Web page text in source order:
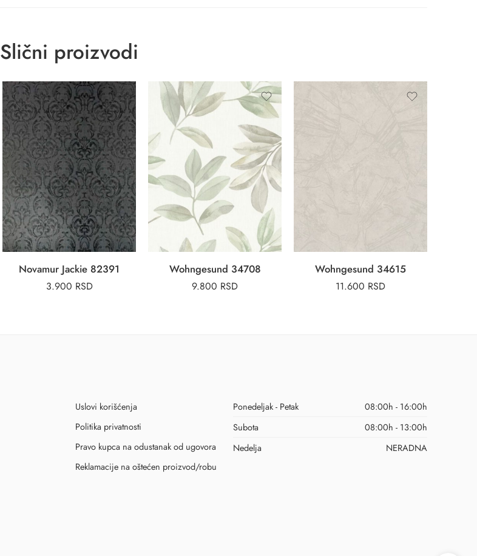
Slični proizvodi
Novamur Jackie 82391
3.900 RSD
Wohngesund 34708
9.800 RSD
Wohngesund 34615
11.600 RSD
Uslovi korišćenja
Politika privatnosti
Pravo kupca na odustanak od ugovora
Reklamacije na oštećen proizvod/robu
Ponedeljak - Petak
08:00h - 16:00h
Subota
08:00h - 13:00h
Nedelja
NERADNA